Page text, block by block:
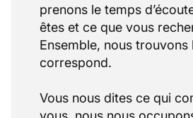
prenons le temps
êtes et ce que vous
Ensemble, nous
correspond.
Vous nous dites ce qui